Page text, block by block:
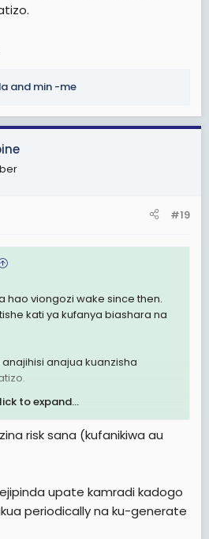
and min -me
#19
hao viongozi wake since then.
kati ya kufanya biashara na
anajua kuanzisha
to expand...
risk sana (kufanikiwa au
upate kamradi kadogo
periodically na ku-generate